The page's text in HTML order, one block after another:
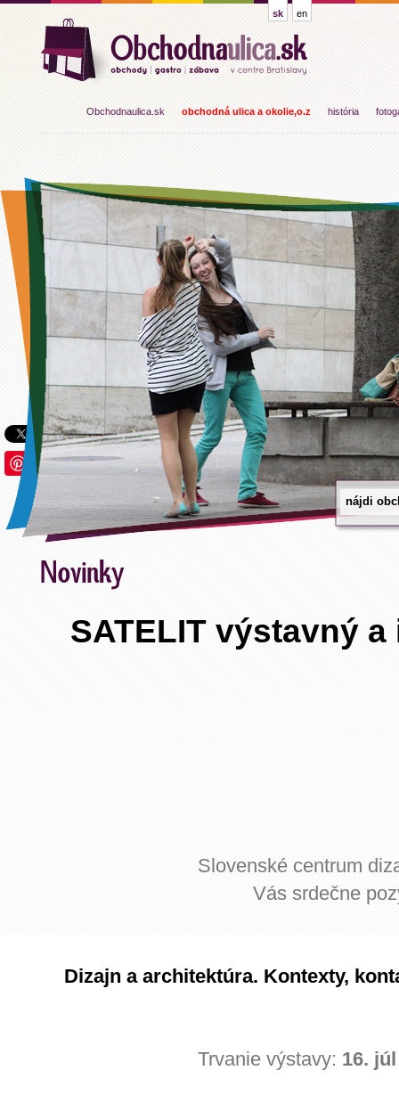
Save
sk en
Obchodnaulica.sk obchodná ulica a okolie,o.z história
SATELIT výstavný
Slovenské centrum
Vás srdečne
Dizajn a architektúra. Kontexty,
Trvanie výstavy: 16.